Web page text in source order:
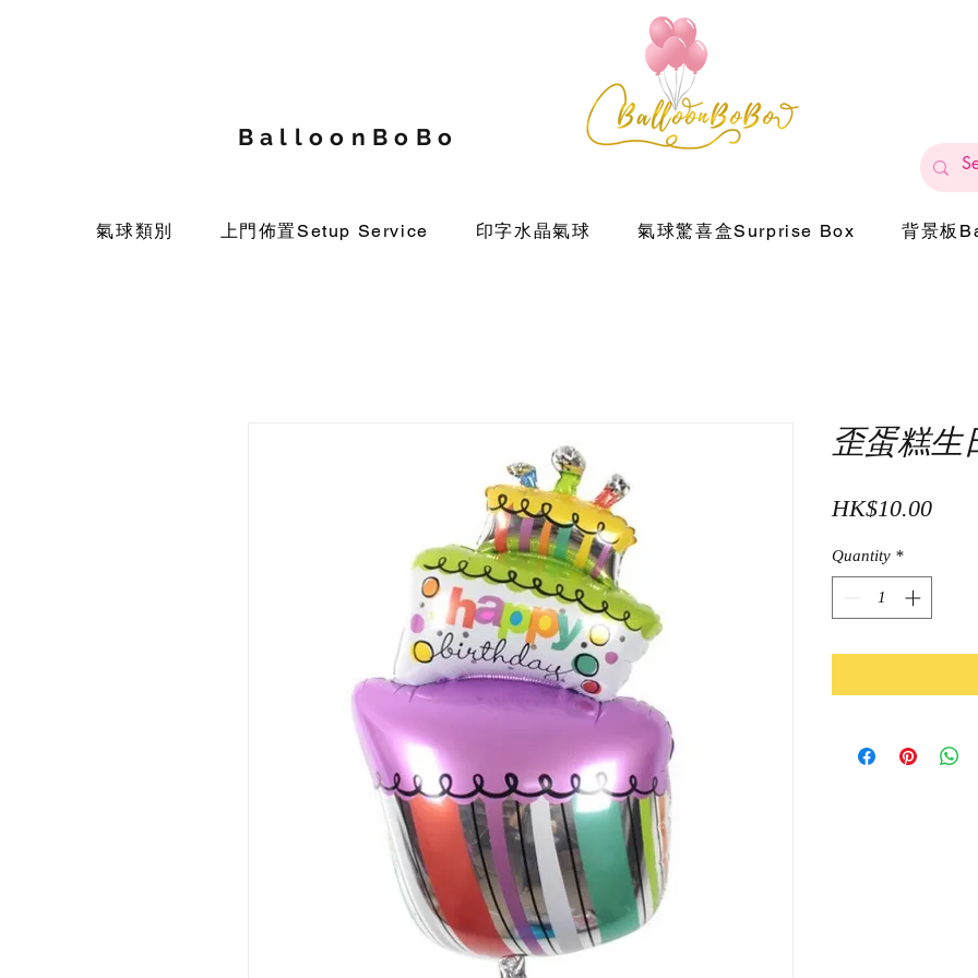
BalloonBoBo
氣球類別 上門佈置Setup Service 印字水晶氣球 氣球驚喜盒Surprise Box 背景板
歪蛋糕生
HK$10.00Price
Quantity *